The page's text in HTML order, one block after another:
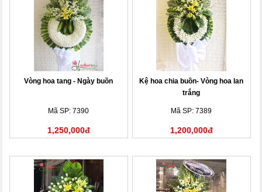
Vòng hoa tang - Ngày buồn
Mã SP: 7390
1,250,000đ
Kệ hoa chia buồn- Vòng hoa lan
trắng
Mã SP: 7389
1,200,000đ